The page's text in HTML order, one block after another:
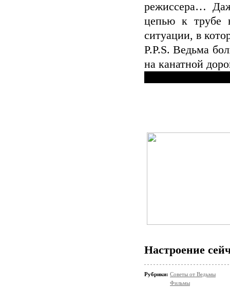
режиссера…
цепью к трубе
ситуации, в
P.P.S. Ведьма
на канатной
Настроение
Рубрики: Советы от Ведьмы
Фильмы